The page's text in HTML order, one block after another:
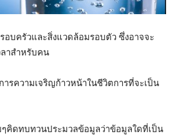
อบครัวและสิ่งแวดล้อมรอบตัว ซึ่งอาจจะ
าสำหรับคน
ารความเจริญก้าวหน้าในชีวิตการที่จะเป็น
คิดทบทวนประมวลข้อมูลว่าข้อมูลใดที่เป็น